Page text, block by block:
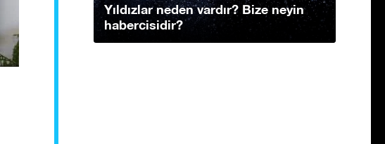
Yıldızlar neden vardır? Bize neyin
habercisidir?